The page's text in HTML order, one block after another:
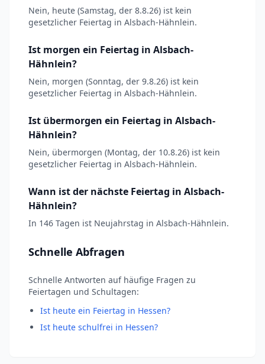
Nein, heute (Samstag, der 8.8.26) ist kein
gesetzlicher Feiertag in Alsbach-Hähnlein.
Ist morgen ein Feiertag in Alsbach-
Hähnlein?
Nein, morgen (Sonntag, der 9.8.26) ist kein
gesetzlicher Feiertag in Alsbach-Hähnlein.
Ist übermorgen ein Feiertag in Alsbach-
Hähnlein?
Nein, übermorgen (Montag, der 10.8.26) ist kein
gesetzlicher Feiertag in Alsbach-Hähnlein.
Wann ist der nächste Feiertag in Alsbach-
Hähnlein?
In 146 Tagen ist Neujahrstag in Alsbach-Hähnlein.
Schnelle Abfragen
Schnelle Antworten auf häufige Fragen zu
Feiertagen und Schultagen:
Ist heute ein Feiertag in Hessen?
Ist heute schulfrei in Hessen?